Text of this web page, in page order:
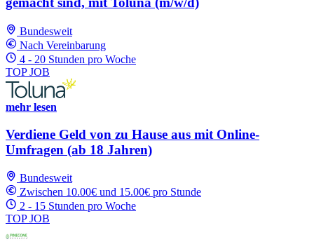
Bundesweit
Nach Vereinbarung
4 - 20 Stunden pro Woche
TOP JOB
mehr lesen
Verdiene Geld von zu Hause aus mit Online-
Umfragen (ab 18 Jahren)
Bundesweit
Zwischen 10.00€ und 15.00€ pro Stunde
2 - 15 Stunden pro Woche
TOP JOB